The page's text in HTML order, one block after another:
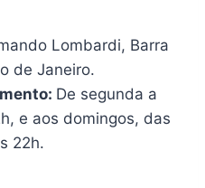
Lombardi, Barra
de Janeiro.
De segunda a
e aos domingos, das
22h.